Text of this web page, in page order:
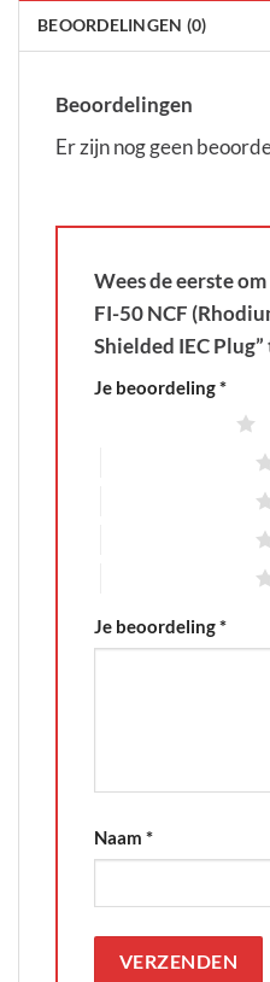
BEOORDELINGEN (0)
Beoordelingen
Er zijn nog geen
Wees de eerste
FI-50 NCF
Shielded IEC
Je beoordeling*
Je beoordeling*
Naam *